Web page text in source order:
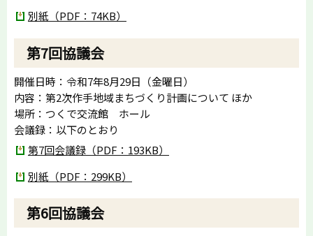
別紙（PDF：74KB）
第7回協議会
開催日時：令和7年8月29日（金曜日）
内容：第2次作手地域まちづくり計画について ほか
場所：つくで交流館 ホール
会議録：以下のとおり
第7回会議録（PDF：193KB）
別紙（PDF：299KB）
第6回協議会